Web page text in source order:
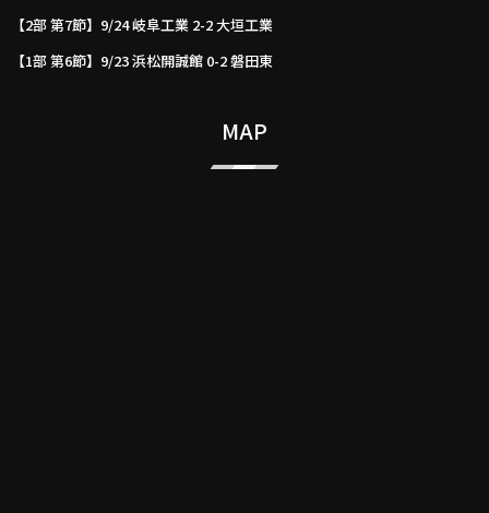
【2部 第7節】9/24 岐阜工業 2-2 大垣工業
【1部 第6節】9/23 浜松開誠館 0-2 磐田東
MAP